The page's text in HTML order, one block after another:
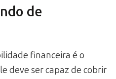
de
financeira é o
deve ser capaz de cobrir